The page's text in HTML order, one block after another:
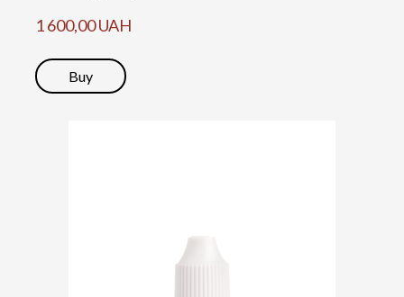
1 600,00 UAH
Buy